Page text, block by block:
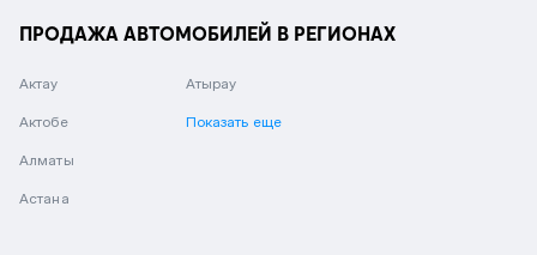
ПРОДАЖА АВТОМОБИЛЕЙ В РЕГИОНАХ
Актау
Актобе
Алматы
Астана
Атырау
Показать еще